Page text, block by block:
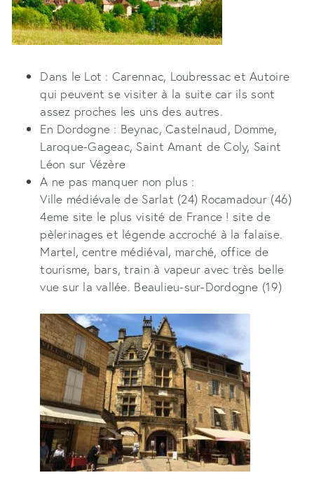
Dans le Lot : Carennac, Loubressac et Autoire
qui peuvent se visiter à la suite car ils sont
assez proches les uns des autres.
En Dordogne : Beynac, Castelnaud, Domme,
Laroque-Gageac, Saint Amant de Coly, Saint
Léon sur Vézère
A ne pas manquer non plus :
Ville médiévale de Sarlat (24) Rocamadour (46)
4eme site le plus visité de France ! site de
pèlerinages et légende accroché à la falaise.
Martel, centre médiéval, marché, office de
tourisme, bars, train à vapeur avec très belle
vue sur la vallée. Beaulieu-sur-Dordogne (19)